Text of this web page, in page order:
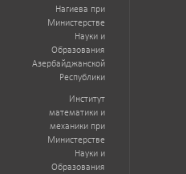
Нагиева при
Министерстве
Науки и
Образования
Азербайджанской
Республики
Институт
математики и
механики при
Министерстве
Науки и
Образования